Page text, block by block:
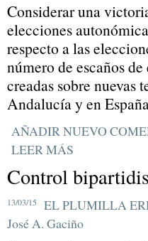
Considerar una
elecciones
respecto a las
número de escaños
creadas sobre nuevas
Andalucía y en
AÑADIR NUEVO
LEER MÁS
Control
13/03/15
EL PLUMILLA
José A. Gaciño